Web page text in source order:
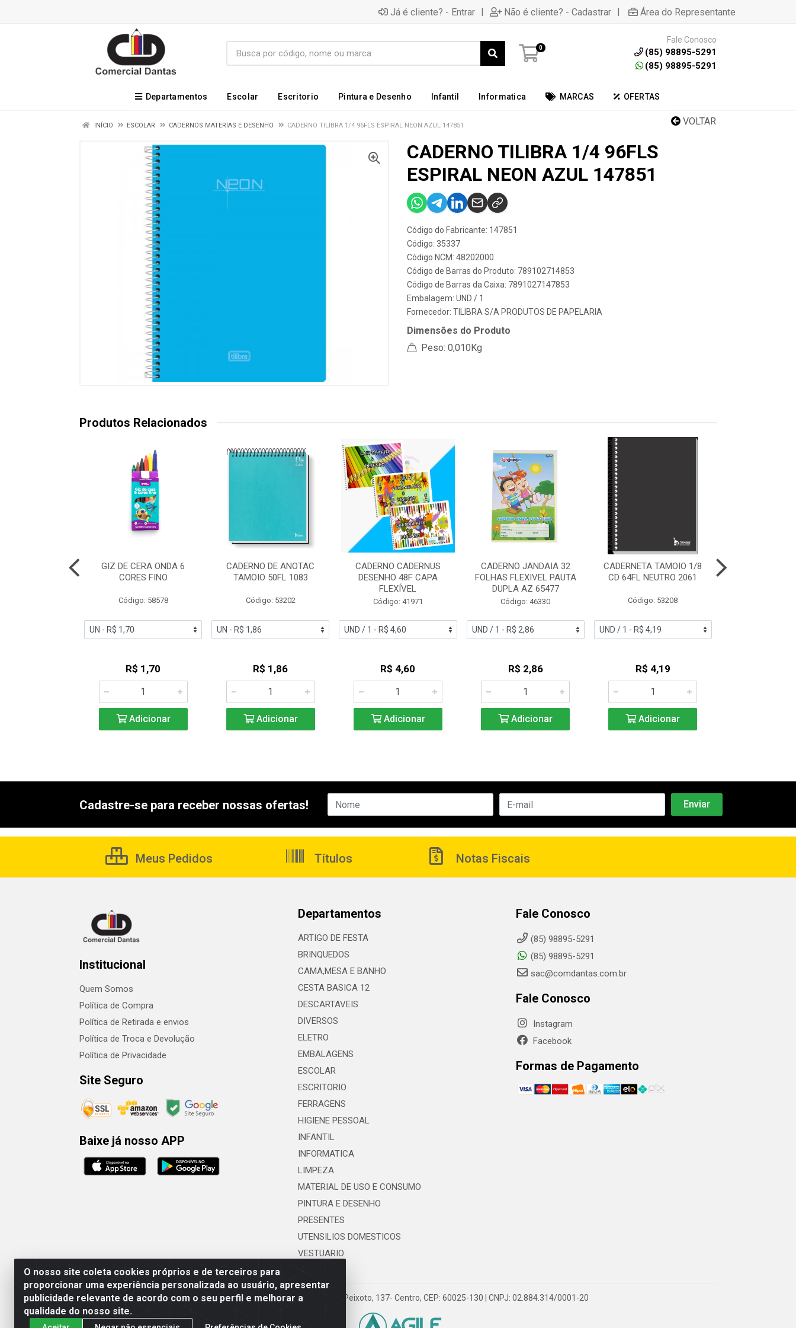
Já é cliente? - Entrar | Não é cliente? - Cadastrar | Área do Representante
0
Fale Conosco
(85) 98895-5291
(85) 98895-5291
Departamentos Escolar Escritorio Pintura e Desenho Infantil Informatica MARCAS OFERTAS
VOLTAR
INÍCIO ESCOLAR CADERNOS MATERIAS E DESENHO CADERNO TILIBRA 1/4 96FLS ESPIRAL NEON AZUL 147851
CADERNO TILIBRA 1/4 96FLS
ESPIRAL NEON AZUL 147851
Código do Fabricante: 147851
Código: 35337
Código NCM: 48202000
Código de Barras do Produto: 789102714853
Código de Barras da Caixa: 7891027147853
Embalagem: UND / 1
Fornecedor: TILIBRA S/A PRODUTOS DE PAPELARIA
Dimensões do Produto
Peso: 0,010Kg
Produtos Relacionados
GIZ DE CERA ONDA 6
CORES FINO
Código: 58578
R$ 1,70
Adicionar
CADERNO DE ANOTAC
TAMOIO 50FL 1083
Código: 53202
R$ 1,86
Adicionar
CADERNO CADERNUS
DESENHO 48F CAPA
FLEXÍVEL
Código: 41971
R$ 4,60
Adicionar
CADERNO JANDAIA 32
FOLHAS FLEXIVEL PAUTA
DUPLA AZ 65477
Código: 46330
R$ 2,86
Adicionar
CADERNETA TAMOIO 1/8
CD 64FL NEUTRO 2061
Código: 53208
R$ 4,19
Adicionar
O nosso site coleta cookies próprios e de terceiros para
proporcionar uma experiência personalizada ao usuário, apresentar
publicidade relevante de acordo com o seu perfil e melhorar a
qualidade do nosso site.
Cadastre-se para receber nossas ofertas!
Meus Pedidos Títulos Notas Fiscais
Institucional
Quem Somos
Política de Compra
Política de Retirada e envios
Política de Troca e Devolução
Política de Privacidade
Site Seguro
Baixe já nosso APP
Departamentos
ARTIGO DE FESTA
BRINQUEDOS
CAMA,MESA E BANHO
CESTA BASICA 12
DESCARTAVEIS
DIVERSOS
ELETRO
EMBALAGENS
ESCOLAR
ESCRITORIO
FERRAGENS
HIGIENE PESSOAL
INFANTIL
INFORMATICA
LIMPEZA
MATERIAL DE USO E CONSUMO
PINTURA E DESENHO
PRESENTES
UTENSILIOS DOMESTICOS
VESTUARIO
Fale Conosco
(85) 98895-5291
(85) 98895-5291
sac@comdantas.com.br
Fale Conosco
Instagram
Facebook
Formas de Pagamento
Rafael & Dantas LTDA - Rua Floriano Peixoto, 137- Centro, CEP: 60025-130 | CNPJ: 02.884.314/0001-20